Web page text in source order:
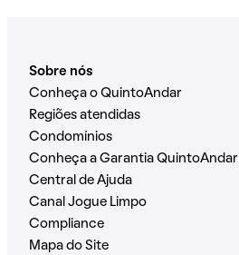
Sobre nós
Conheça o QuintoAndar
Regiões atendidas
Condomínios
Conheça a Garantia QuintoAndar
Central de Ajuda
Canal Jogue Limpo
Compliance
Mapa do Site